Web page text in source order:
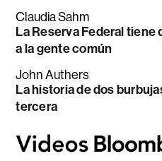
Claudia Sahm
La Reserva Federal tiene
a la gente común
John Authers
La historia de dos
tercera